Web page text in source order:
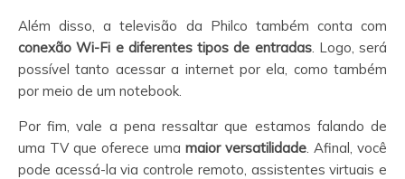
Além disso, a televisão da Philco também conta com
conexão Wi-Fi e diferentes tipos de entradas. Logo, será
possível tanto acessar a internet por ela, como também
por meio de um notebook.
Por fim, vale a pena ressaltar que estamos falando de
uma TV que oferece uma maior versatilidade. Afinal, você
pode acessá-la via controle remoto, assistentes virtuais e